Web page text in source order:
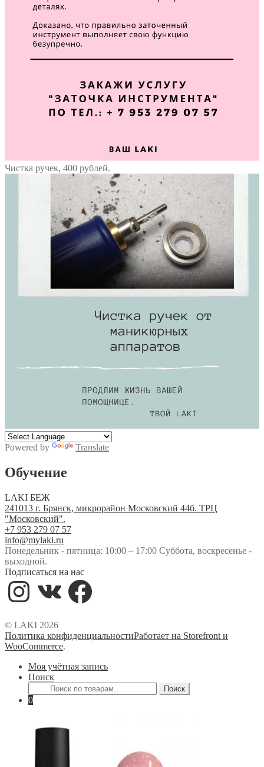
Чистка ручек, 400 рублей.
Powered by Translate
Обучение
LAKI БЕЖ
241013 г. Брянск, микрорайон Московский 44б. ТРЦ
"Московский".
+7 953 279 07 57
info@mylaki.ru
Понедельник - пятница: 10:00 – 17:00 Суббота, воскресенье -
выходной.
Подписаться на нас
Instagram
Facebook
© LAKI 2026
Политика конфиденциальностиРаботает на Storefront и
WooCommerce.
Моя учётная запись
Поиск
Искать:
Поиск
0